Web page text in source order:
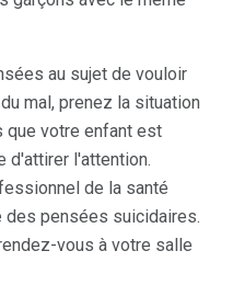
au sujet de vouloir
mal, prenez la situation
que votre enfant est
d'attirer l'attention.
de la santé
des pensées suicidaires.
vous à votre salle